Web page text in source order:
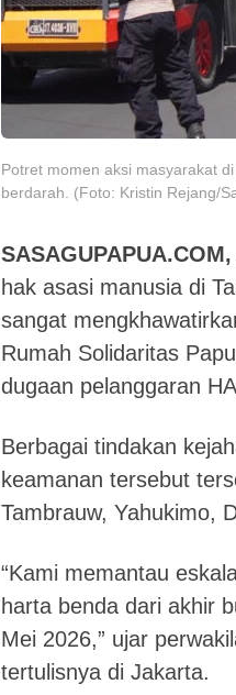
Potret momen aksi masyarakat
berdarah. (Foto: Kristin Rejang/
hak asasi manusia di
sangat
Rumah Solidaritas
dugaan pelanggaran
Berbagai tindakan
keamanan tersebut
Tambrauw, Yahukimo,
“Kami memantau
harta benda dari akhir
Mei 2026,” ujar
tertulisnya di Jakarta.